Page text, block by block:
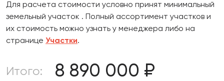
Для расчета стоимости условно принят минимальный
земельный участок . Полный ассортимент участков и
их стоимость можно узнать у менеджера либо на
странице Участки.
Итого: 8 890 000 ₽